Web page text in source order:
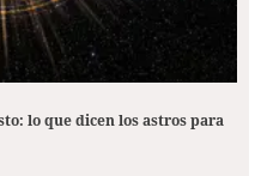
lo que dicen los astros para